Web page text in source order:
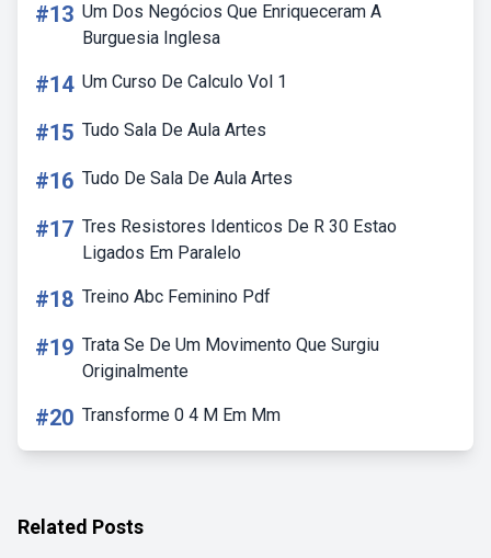
#13 Um Dos Negócios Que Enriqueceram A
Burguesia Inglesa
#14 Um Curso De Calculo Vol 1
#15 Tudo Sala De Aula Artes
#16 Tudo De Sala De Aula Artes
#17 Tres Resistores Identicos De R 30 Estao
Ligados Em Paralelo
#18 Treino Abc Feminino Pdf
#19 Trata Se De Um Movimento Que Surgiu
Originalmente
#20 Transforme 0 4 M Em Mm
Related Posts